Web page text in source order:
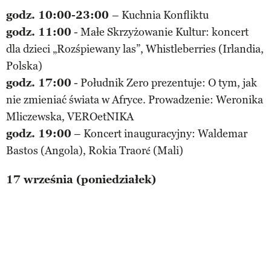
godz. 10:00-23:00 – Kuchnia Konfliktu
godz. 11:00 - Małe Skrzyżowanie Kultur: koncert
dla dzieci „Rozśpiewany las”, Whistleberries (Irlandia,
Polska)
godz. 17:00 - Południk Zero prezentuje: O tym, jak
nie zmieniać świata w Afryce. Prowadzenie: Weronika
Mliczewska, VEROetNIKA
godz. 19:00 – Koncert inauguracyjny: Waldemar
Bastos (Angola), Rokia Traoré (Mali)
17 września (poniedziałek)